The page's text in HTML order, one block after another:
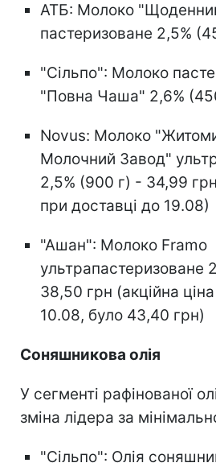
АТБ: Молоко
пастеризоване 2,5%
"Сільпо": Молоко
"Повна Чаша" 2,6%
Novus: Молоко
Молочний Завод"
2,5% (900 г) - 34,99
при доставці до 19.08)
"Ашан": Молоко Framo
ультрапастеризоване
38,50 грн (акційна
10.08, було 43,40 грн)
Соняшникова олія
У сегменті рафінованої
зміна лідера за
"Сільпо": Олія